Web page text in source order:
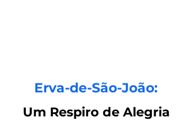
Erva-de-São-João:
Um Respiro de Alegria